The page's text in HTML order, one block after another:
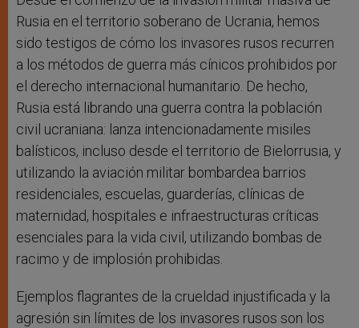
Rusia en el territorio soberano de Ucrania, hemos
sido testigos de cómo los invasores rusos recurren
a los métodos de guerra más cínicos prohibidos por
el derecho internacional humanitario. De hecho,
Rusia está librando una guerra contra la población
civil ucraniana: lanza intencionadamente misiles
balísticos, incluso desde el territorio de Bielorrusia, y
utilizando la aviación militar bombardea barrios
residenciales, escuelas, guarderías, clínicas de
maternidad, hospitales e infraestructuras críticas
esenciales para la vida civil, utilizando bombas de
racimo y de implosión prohibidas.
Ejemplos flagrantes de la crueldad injustificada y la
agresión sin límites de los invasores rusos son los